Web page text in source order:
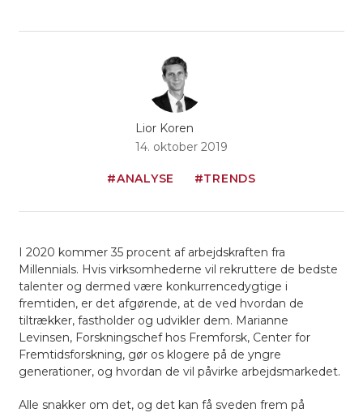
Lior Koren
14. oktober 2019
#ANALYSE #TRENDS
I 2020 kommer 35 procent af arbejdskraften fra
Millennials. Hvis virksomhederne vil rekruttere de bedste
talenter og dermed være konkurrencedygtige i
fremtiden, er det afgørende, at de ved hvordan de
tiltrækker, fastholder og udvikler dem. Marianne
Levinsen, Forskningschef hos Fremforsk, Center for
Fremtidsforskning, gør os klogere på de yngre
generationer, og hvordan de vil påvirke arbejdsmarkedet.
Alle snakker om det, og det kan få sveden frem på